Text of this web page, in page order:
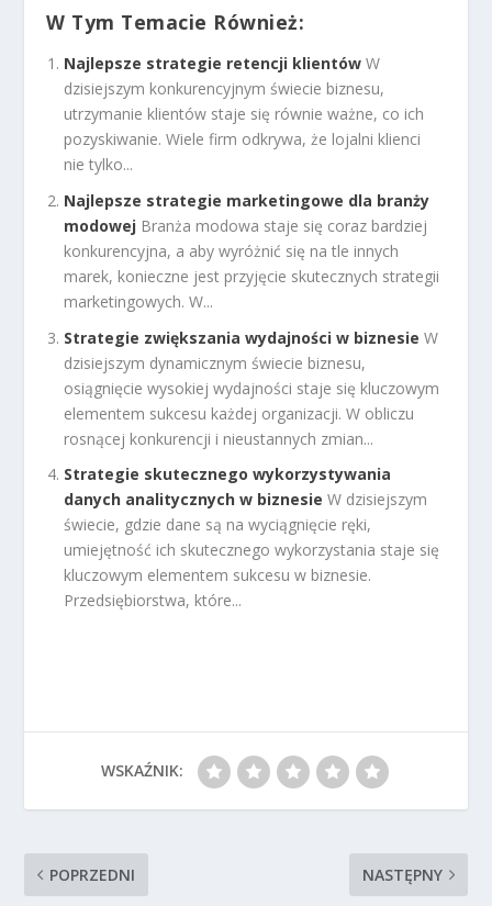
W Tym Temacie Również:
Najlepsze strategie retencji klientów W
dzisiejszym konkurencyjnym świecie biznesu,
utrzymanie klientów staje się równie ważne, co ich
pozyskiwanie. Wiele firm odkrywa, że lojalni klienci
nie tylko...
Najlepsze strategie marketingowe dla branży
modowej Branża modowa staje się coraz bardziej
konkurencyjna, a aby wyróżnić się na tle innych
marek, konieczne jest przyjęcie skutecznych strategii
marketingowych. W...
Strategie zwiększania wydajności w biznesie W
dzisiejszym dynamicznym świecie biznesu,
osiągnięcie wysokiej wydajności staje się kluczowym
elementem sukcesu każdej organizacji. W obliczu
rosnącej konkurencji i nieustannych zmian...
Strategie skutecznego wykorzystywania
danych analitycznych w biznesie W dzisiejszym
świecie, gdzie dane są na wyciągnięcie ręki,
umiejętność ich skutecznego wykorzystania staje się
kluczowym elementem sukcesu w biznesie.
Przedsiębiorstwa, które...
WSKAŹNIK:
POPRZEDNI NASTĘPNY